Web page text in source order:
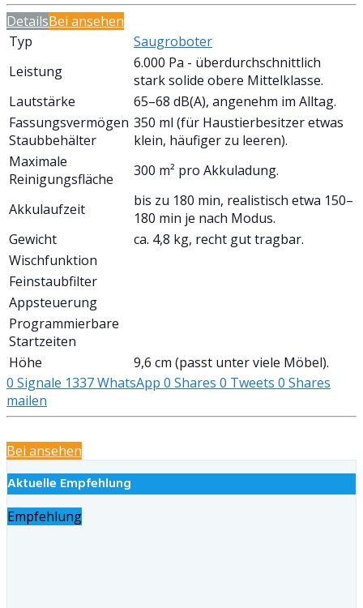
DetailsBei ansehen
Typ
Saugroboter
Leistung
6.000 Pa - überdurchschnittlich
stark solide obere Mittelklasse.
Lautstärke
65–68 dB(A), angenehm im Alltag.
Fassungsvermögen
Staubbehälter
350 ml (für Haustierbesitzer etwas
klein, häufiger zu leeren).
Maximale
Reinigungsfläche
300 m² pro Akkuladung.
Akkulaufzeit
bis zu 180 min, realistisch etwa 150–
180 min je nach Modus.
Gewicht
ca. 4,8 kg, recht gut tragbar.
Wischfunktion
Feinstaubfilter
Appsteuerung
Programmierbare
Startzeiten
Höhe
9,6 cm (passt unter viele Möbel).
0 Signale 1337WhatsApp 0 Shares 0 Tweets 0 Shares
mailen
Bei ansehen
Aktuelle Empfehlung
Empfehlung